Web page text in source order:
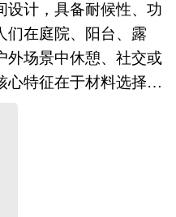
场已进入新一轮快速发
地区外，包括中国和
的风险投资市场发展快
于20世纪80年代，在
风险投资事业已经有了
持续稳定地高速增长和
的资本市场在最近几年
资于中国市场的高回报
的战略要地。 本报告
设计，具备耐候性、功
们在庭院、阳台、露
外场景中休憩、社交或
心特征在于材料选择与
PE仿藤）、高密度聚乙
水防锈的材质，确保
极端环境下长期使用而
设计上，则通过模块化